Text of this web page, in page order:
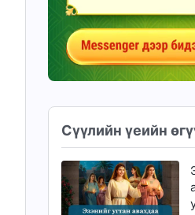
Сүүлийн үеийн